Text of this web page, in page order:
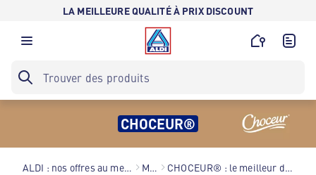
LA MEILLEURE QUALITÉ À PRIX DISCOUNT
CHOCEUR®
ALDI : nos offres au meilleur prix toute l’année ! Marques CHOCEUR® : le meilleur du chocolat à prix discount